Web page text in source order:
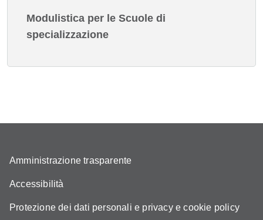
Modulistica per le Scuole di
specializzazione
Amministrazione trasparente
Accessibilità
Protezione dei dati personali e privacy e cookie policy